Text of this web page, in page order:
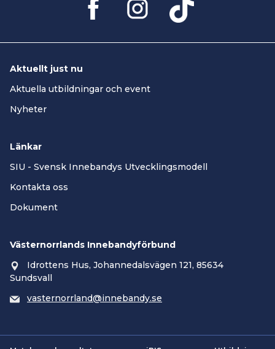
Aktuellt just nu
Aktuella utbildningar och event
Nyheter
Länkar
SIU - Svensk Innebandys Utvecklingsmodell
Kontakta oss
Dokument
Västernorrlands Innebandyförbund
Idrottens Hus, Johannedalsvägen 121, 85634
Sundsvall
vasternorrland@innebandy.se